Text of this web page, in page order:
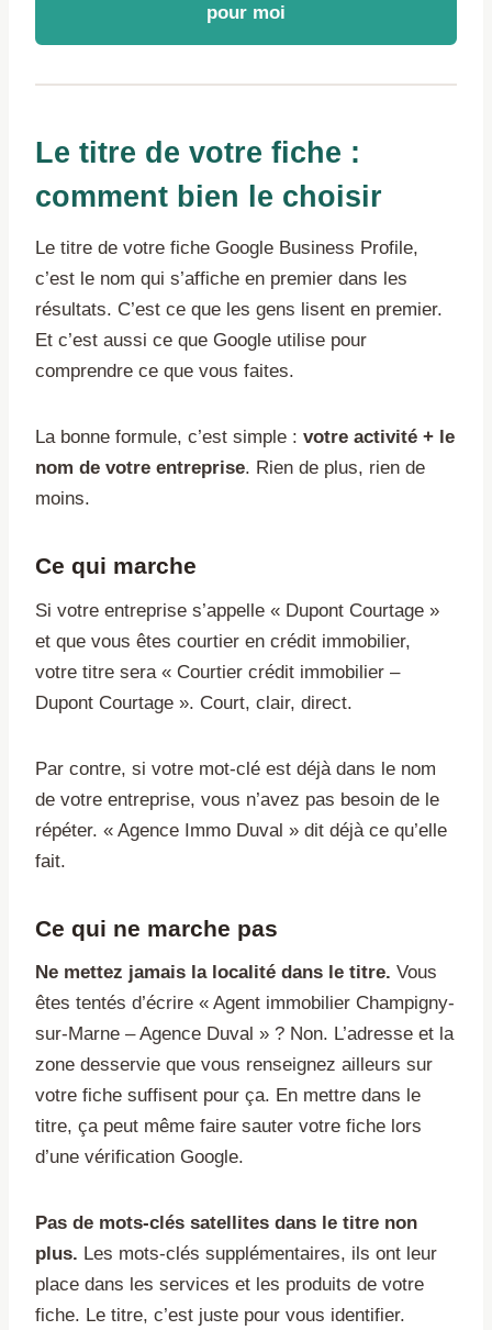
pour moi
Le titre de votre fiche :
comment bien le choisir
Le titre de votre fiche Google Business Profile,
c’est le nom qui s’affiche en premier dans les
résultats. C’est ce que les gens lisent en premier.
Et c’est aussi ce que Google utilise pour
comprendre ce que vous faites.
La bonne formule, c’est simple : votre activité + le
nom de votre entreprise. Rien de plus, rien de
moins.
Ce qui marche
Si votre entreprise s’appelle « Dupont Courtage »
et que vous êtes courtier en crédit immobilier,
votre titre sera « Courtier crédit immobilier –
Dupont Courtage ». Court, clair, direct.
Par contre, si votre mot-clé est déjà dans le nom
de votre entreprise, vous n’avez pas besoin de le
répéter. « Agence Immo Duval » dit déjà ce qu’elle
fait.
Ce qui ne marche pas
Ne mettez jamais la localité dans le titre. Vous
êtes tentés d’écrire « Agent immobilier Champigny-
sur-Marne – Agence Duval » ? Non. L’adresse et la
zone desservie que vous renseignez ailleurs sur
votre fiche suffisent pour ça. En mettre dans le
titre, ça peut même faire sauter votre fiche lors
d’une vérification Google.
Pas de mots-clés satellites dans le titre non
plus. Les mots-clés supplémentaires, ils ont leur
place dans les services et les produits de votre
fiche. Le titre, c’est juste pour vous identifier.